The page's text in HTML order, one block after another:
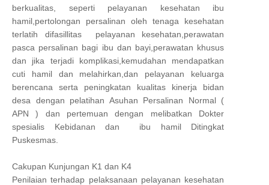
berkualitas, seperti pelayanan kesehatan ibu
hamil,pertolongan persalinan oleh tenaga kesehatan
terlatih difasillitas pelayanan kesehatan,perawatan
pasca persalinan bagi ibu dan bayi,perawatan khusus
dan jika terjadi komplikasi,kemudahan mendapatkan
cuti hamil dan melahirkan,dan pelayanan keluarga
berencana serta peningkatan kualitas kinerja bidan
desa dengan pelatihan Asuhan Persalinan Normal (
APN ) dan pertemuan dengan melibatkan Dokter
spesialis Kebidanan dan ibu hamil Ditingkat
Puskesmas.
Cakupan Kunjungan K1 dan K4
Penilaian terhadap pelaksanaan pelayanan kesehatan